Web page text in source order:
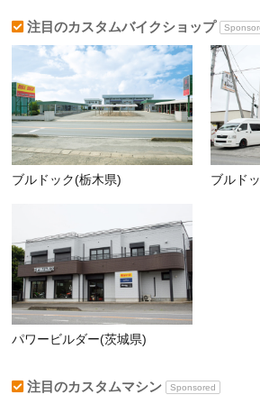
注目のカスタムバイクショップ
ブルドック(栃木県) ブルド
パワービルダー(茨城県)
注目のカスタムマシン Sponsored